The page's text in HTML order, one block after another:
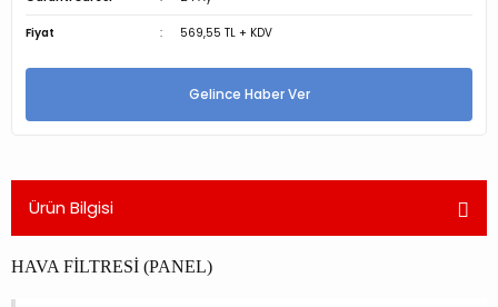
Fiyat 569,55 TL + KDV
Gelince Haber Ver
Ürün Bilgisi
HAVA FİLTRESİ (PANEL)